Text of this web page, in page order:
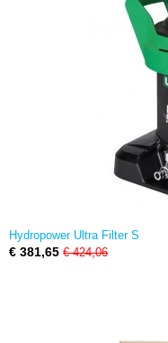
Hydropower Ultra Filter S
€ 381,65 € 424,06